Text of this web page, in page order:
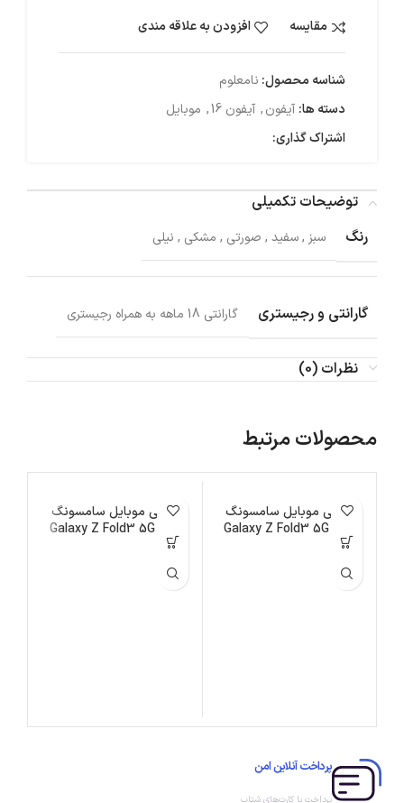
مقایسه افزودن به علاقه مندی
شناسه محصول: نامعلوم
دسته ها: آیفون, آیفون 16 , موبایل
اشتراک گذاری:
توضیحات تکمیلی
رنگ
سبز ,سفید , صورتی , مشکی , نیلی
گارانتی و رجیستری گارانتی 18 ماهه به همراه رجیستری
نظرات (0)
محصولات مرتبط
اتمام موجودی
گوشی موبایل سامسونگ
مدل Galaxy Z Fold3 5G
اتمام موجودی
گوشی موبایل سامسونگ
مدل Galaxy Z Fold3 5G
ظرفیت 256 گیگابایت
پرداخت آنلاین امن
پرداخت با کارت‌های شتاب